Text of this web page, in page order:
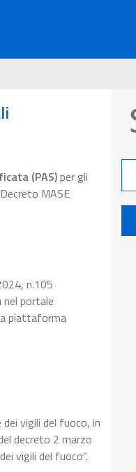
(PAS)per gli
MASE
n.105
portale
piattaforma
vigili del fuoco, in
decreto 2 marzo
vigili del fuoco”.